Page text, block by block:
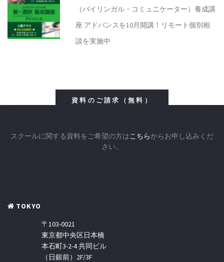
（バイリンガル・コミュニケーター）養成講
座 アドバンスを10月開講！リモート個別相
談を実施中
資料のご請求（無料）
スクールに関する資料をご希望の方はこちらからお申し込みくだ
さい。
TOKYO
〒103-0021
東京都中央区日本橋
本石町3-2-4 共同ビル
（日銀前）2F/3F